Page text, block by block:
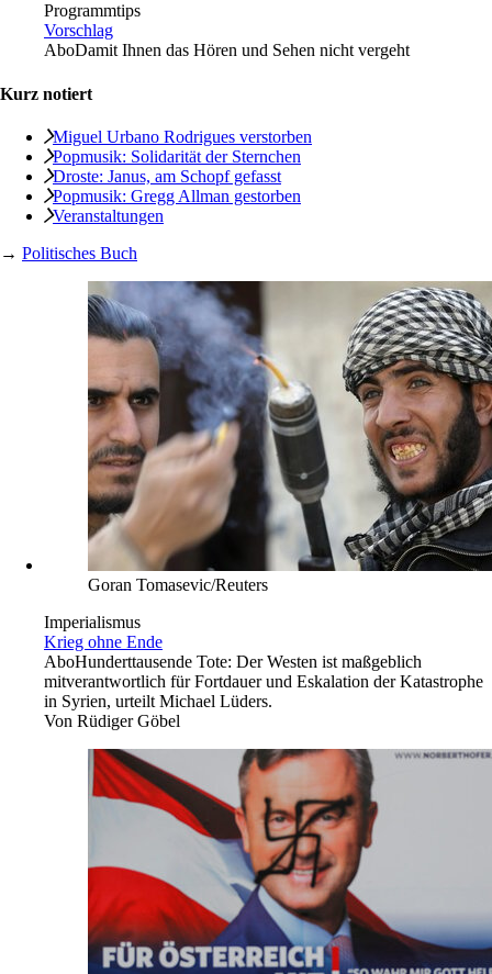
Programmtips
Vorschlag
AboDamit Ihnen das Hören und Sehen nicht vergeht
Kurz notiert
Miguel Urbano Rodrigues verstorben
Popmusik: Solidarität der Sternchen
Droste: Janus, am Schopf gefasst
Popmusik: Gregg Allman gestorben
Veranstaltungen
→ Politisches Buch
Goran Tomasevic/Reuters
Imperialismus
Krieg ohne Ende
AboHunderttausende Tote: Der Westen ist maßgeblich
mitverantwortlich für Fortdauer und Eskalation der Katastrophe
in Syrien, urteilt Michael Lüders.
Von Rüdiger Göbel